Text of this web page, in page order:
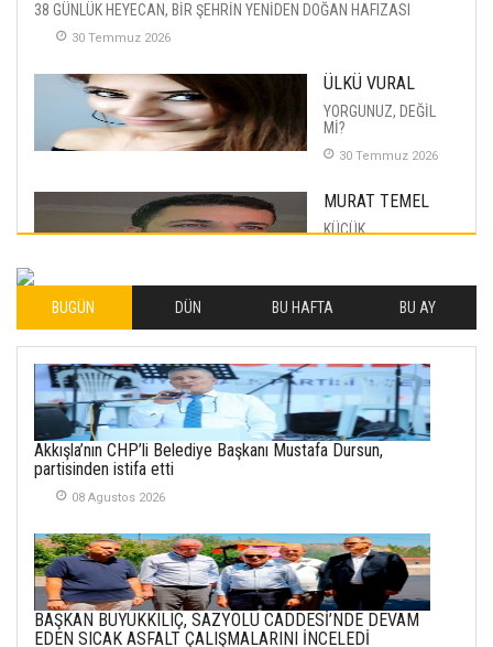
38 GÜNLÜK HEYECAN, BİR ŞEHRİN YENİDEN DOĞAN HAFIZASI
30 Temmuz 2026
ÜLKÜ VURAL
YORGUNUZ, DEĞİL
Mİ?
30 Temmuz 2026
MURAT TEMEL
KÜÇÜK
İLHAN YILMAZ
SOFRADA AYRIMCILIK
VAR
26 Subat 2026
METİN ERTEM
SEMRA ŞAHİN
KENDİNE UYANMAK
30 Temmuz 2026
BUGÜN DÜN BU HAFTA BU AY
Akkışla’nın CHP’li Belediye Başkanı Mustafa Dursun,
partisinden istifa etti
08 Agustos 2026
BAŞKAN BÜYÜKKILIÇ, SAZYOLU CADDESİ’NDE DEVAM
EDEN SICAK ASFALT ÇALIŞMALARINI İNCELEDİ